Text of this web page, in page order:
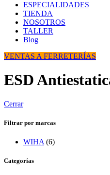
ESPECIALIDADES
TIENDA
NOSOTROS
TALLER
Blog
VENTAS A FERRETERÍAS
ESD
Cerrar
Filtrar por marcas
WIHA (6)
Categorías